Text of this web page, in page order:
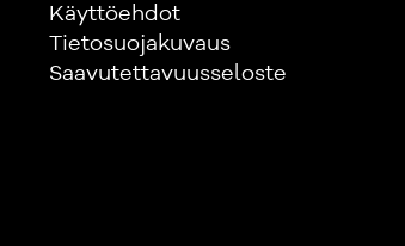
Käyttöehdot
Tietosuojakuvaus
Saavutettavuusseloste